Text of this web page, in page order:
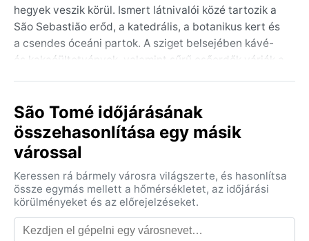
hegyek veszik körül. Ismert látnivalói közé tartozik a
São Sebastião erőd, a katedrális, a botanikus kert és
a csendes óceáni partok. A sziget belsejében kávé-
és kakaóültetvények, valamint sűrű esőerdők várják a
Éghajlata a Köppen-besorolás szerint Aw, trópusi
szavanna. Ez egész évben meleget és magas
páratartalmat jelent. A nyár, decembertől márciusig,
legerősebb, gyakoriak a heves záporok. A tél, júniustól
szeptemberig, valamivel szárazabb, de a hőmérséklet
25–30 °C között marad. A páratartalom folyamatosan
magas, így a csomagba könnyű pamutruhák, esőkabát
São Tomé időjárásának
összehasonlítása egy másik
várossal
Keressen rá bármely városra világszerte, és hasonlítsa
össze egymás mellett a hőmérsékletet, az időjárási
körülményeket és az előrejelzéseket.